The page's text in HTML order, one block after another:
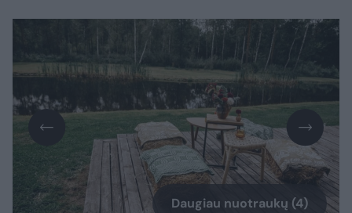
Daugiau nuotraukų (4)